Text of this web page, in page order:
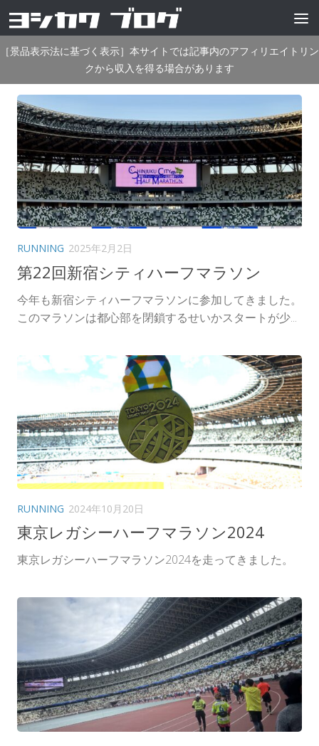
コンテンツへスキップ
［景品表示法に基づく表示］本サイトでは記事内のアフィリエイトリン
クから収入を得る場合があります
RUNNING 2025年2月2日
第22回新宿シティハーフマラソン
今年も新宿シティハーフマラソンに参加してきました。
このマラソンは都心部を閉鎖するせいかスタートが少...
RUNNING 2024年10月20日
東京レガシーハーフマラソン2024
東京レガシーハーフマラソン2024を走ってきました。